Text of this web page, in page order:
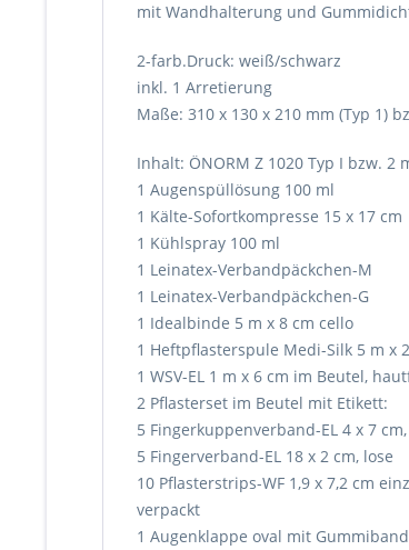
mit Wandhalterung und
2-farb.Druck: weiß/schwarz
inkl. 1 Arretierung
Maße: 310 x 130 x 210 mm (Typ 1)
Inhalt: ÖNORM Z 1020 Typ I bzw. 2
1 Augenspüllösung 100 ml
1 Kälte-Sofortkompresse 15 x 17 cm
1 Kühlspray 100 ml
1 Leinatex-Verbandpäckchen-M
1 Leinatex-Verbandpäckchen-G
1 Idealbinde 5 m x 8 cm cello
1 Heftpflasterspule Medi-Silk 5 m x
1 WSV-EL 1 m x 6 cm im Beutel,
2 Pflasterset im Beutel mit Etikett:
5 Fingerkuppenverband-EL 4 x 7
5 Fingerverband-EL 18 x 2 cm, lose
10 Pflasterstrips-WF 1,9 x 7,2 cm
verpackt
1 Augenklappe oval mit Gummiband